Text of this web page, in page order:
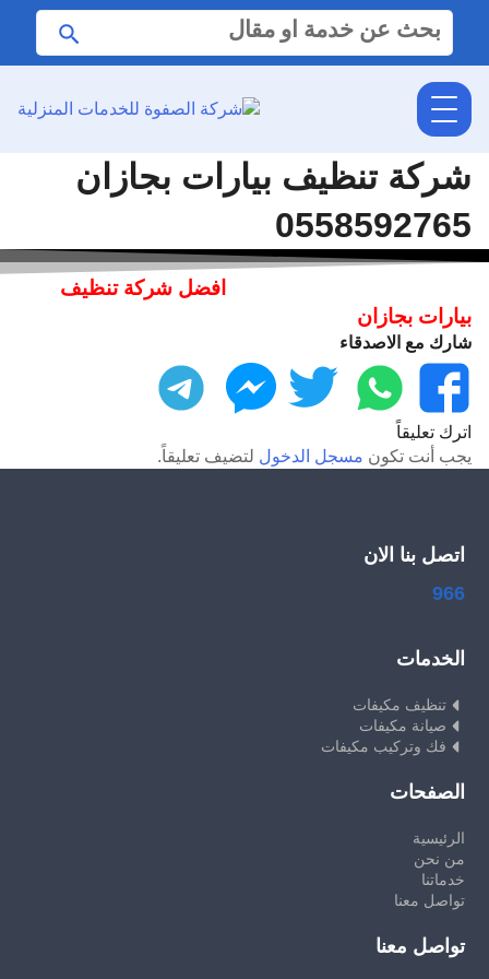
البحث
عن:
شركة تنظيف بيارات بجازان
0558592765
افضل شركة تنظيف
بيارات بجازان
شارك مع الاصدقاء
فيسبوك
واتساب تويتر ماسنجر
اترك تعليقاً
يجب أنت تكون مسجل الدخول لتضيف تعليقاً.
اتصل بنا الان
966
الخدمات
تنظيف مكيفات
صيانة مكيفات
فك وتركيب مكيفات
الصفحات
الرئيسية
من نحن
خدماتنا
تواصل معنا
تواصل معنا